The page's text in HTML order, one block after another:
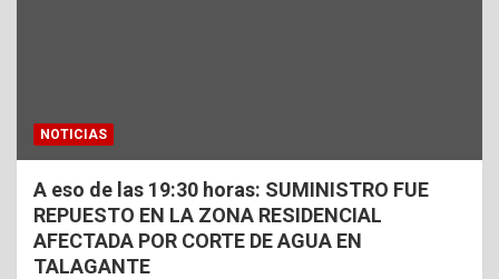
NOTICIAS
A eso de las 19:30 horas: SUMINISTRO FUE
REPUESTO EN LA ZONA RESIDENCIAL
AFECTADA POR CORTE DE AGUA EN
TALAGANTE